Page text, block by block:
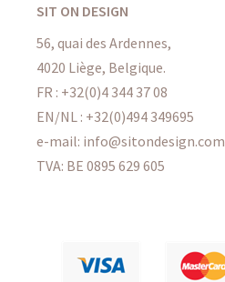
SIT ON DESIGN
56, quai des Ardennes,
4020 Liège, Belgique.
FR : +32(0)4 344 37 08
EN/NL : +32(0)494 349695
e-mail: info@sitondesign.com
TVA: BE 0895 629 605